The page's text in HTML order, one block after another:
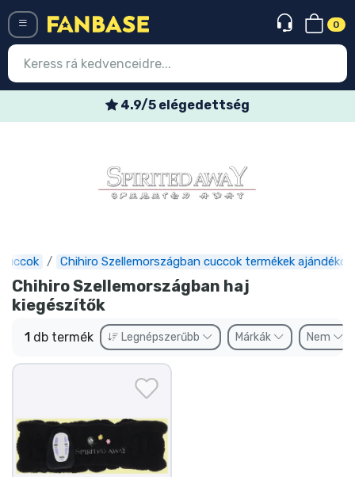
0
4.9/5 elégedettség
Chihiro Szellemországban cuccok termékek ajándékok
Chihiro Szellemországban haj
kiegészítők
1 db termék Legnépszerűbb Márkák Nem
Legújabb cuccok
Express szállítás
Előrendelhető cuccok
Outlet cuccok
Ajándékkártya
Szállítás és fizetés
Sorozatos cuccok